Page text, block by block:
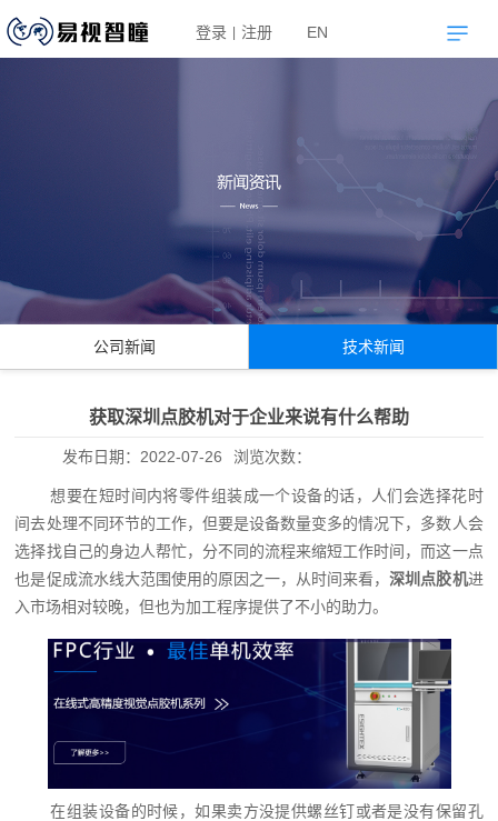
登录 注册 EN
公司新闻 技术新闻
获取深圳点胶机对于企业来说有什么帮助
发布日期： 2022-07-26 浏览次数：
想要在短时间内将零件组装成一个设备的话，人们会选择花时
间去处理不同环节的工作，但要是设备数量变多的情况下，多数人会
选择找自己的身边人帮忙，分不同的流程来缩短工作时间，而这一点
也是促成流水线大范围使用的原因之一，从时间来看，深圳点胶机进
入市场相对较晚，但也为加工程序提供了不小的助力。
在组装设备的时候，如果卖方没提供螺丝钉或者是没有保留孔